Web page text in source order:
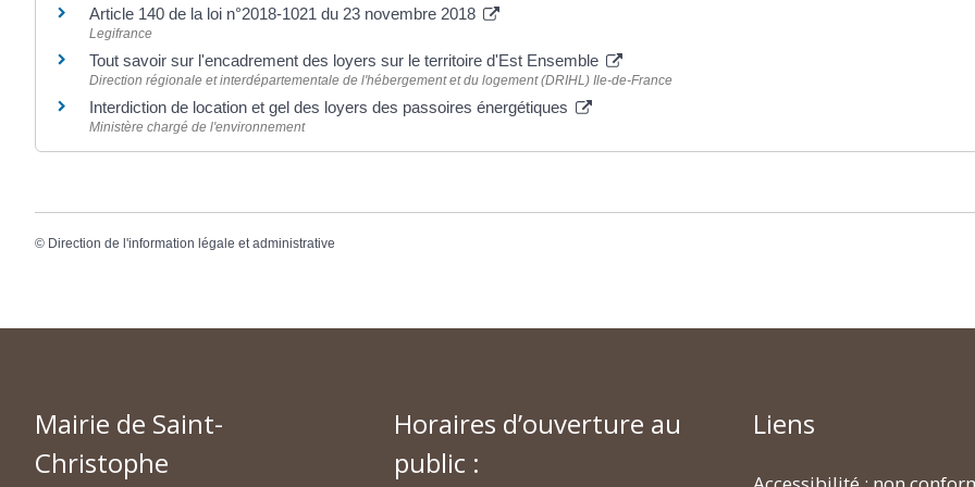
Article 140 de la loi n°2018-1021 du 23 novembre 2018
Legifrance
Tout savoir sur l'encadrement des loyers sur le territoire d'Est Ensemble
Direction régionale et interdépartementale de l'hébergement et du logement (DRIHL) Ile-de-France
Interdiction de location et gel des loyers des passoires énergétiques
Ministère chargé de l'environnement
© Direction de l'information légale et administrative
Mairie de Saint-
Christophe
Horaires d’ouverture au
public :
Liens